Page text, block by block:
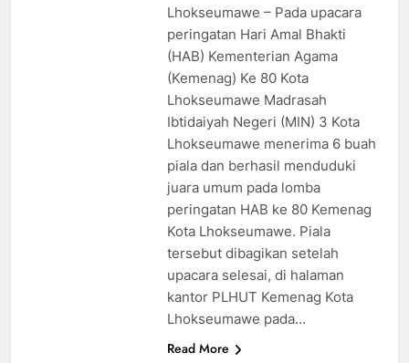
Lhokseumawe – Pada upacara
peringatan Hari Amal Bhakti
(HAB) Kementerian Agama
(Kemenag) Ke 80 Kota
Lhokseumawe Madrasah
Ibtidaiyah Negeri (MIN) 3 Kota
Lhokseumawe menerima 6 buah
piala dan berhasil menduduki
juara umum pada lomba
peringatan HAB ke 80 Kemenag
Kota Lhokseumawe. Piala
tersebut dibagikan setelah
upacara selesai, di halaman
kantor PLHUT Kemenag Kota
Lhokseumawe pada…
Read More